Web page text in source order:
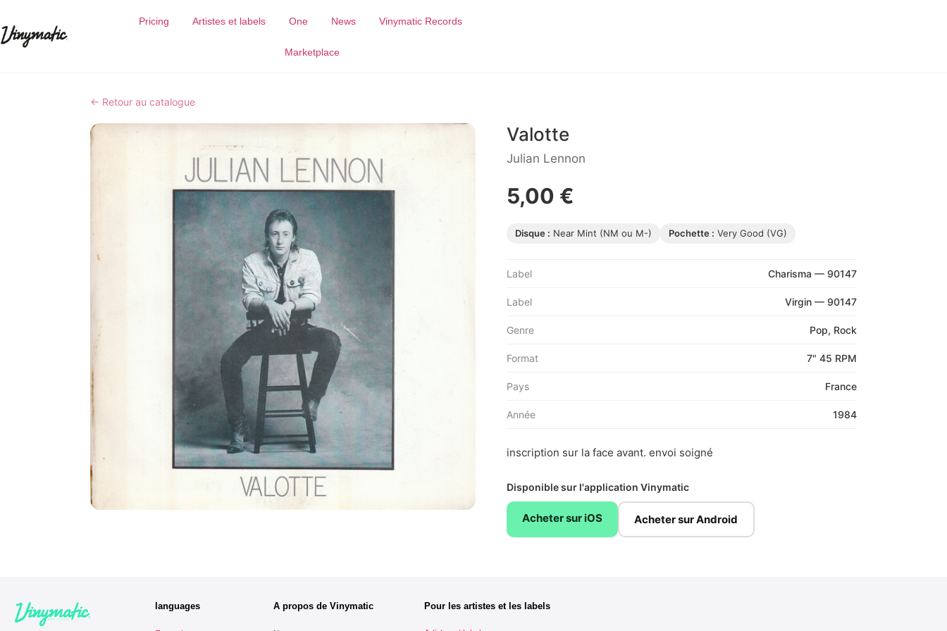
Pricing Artistes et labels One News Vinymatic Records
Marketplace
← Retour au catalogue
Valotte
Julian Lennon
5,00 €
Disque : Near Mint (NM ou M-) Pochette : Very Good (VG)
Label Charisma — 90147
Label Virgin — 90147
Genre Pop, Rock
Format 7" 45 RPM
Pays France
Année 1984
inscription sur la face avant. envoi soigné
Disponible sur l'application Vinymatic
Acheter sur iOS Acheter sur Android
languages A propos de Vinymatic Pour les artistes et les labels